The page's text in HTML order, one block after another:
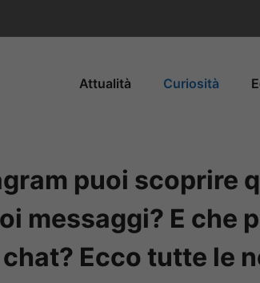
Attualità Curiosità
puoi scoprire
messaggi? E che
Ecco tutte le